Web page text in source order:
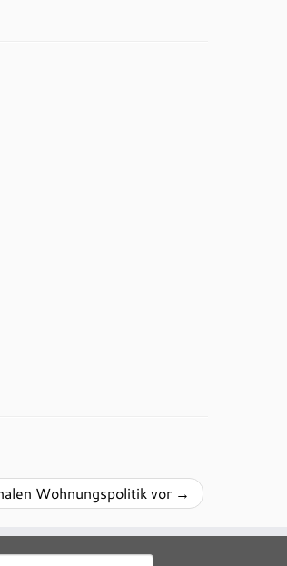
Wohnungspolitik vor →